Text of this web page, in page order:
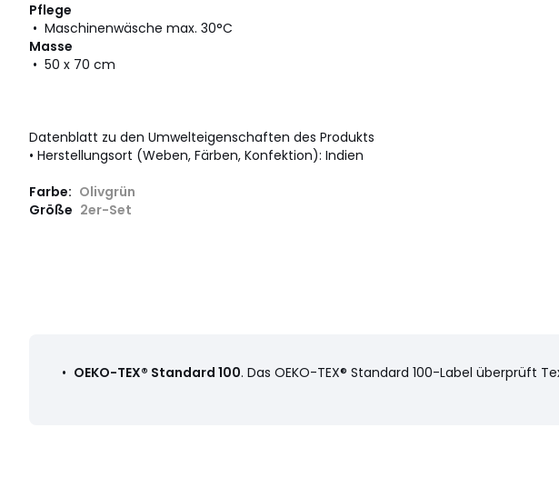
Pflege
• Maschinenwäsche max. 30°C
Masse
• 50 x 70 cm
Datenblatt zu den Umwelteigenschaften des Produkts
• Herstellungsort (Weben, Färben, Konfektion): Indien
Farbe: Olivgrün
Größe 2er-Set
• OEKO-TEX® Standard 100. Das OEKO-TEX® Standard 100-Label